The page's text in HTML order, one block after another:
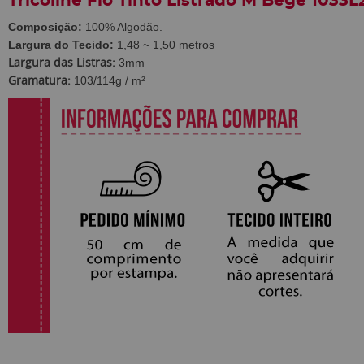
Composição: 100% Algodão.
Largura do Tecido: 1,48 ~ 1,50 metros
Largura das Listras: 3mm
Gramatura: 103/114g / m²